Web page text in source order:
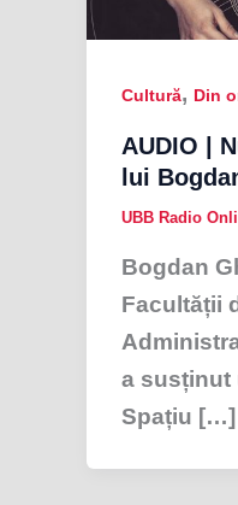
Cultură, Din
AUDIO |
lui
UBB Radio
Bogdan
Facultății
a susținut
Spațiu […]